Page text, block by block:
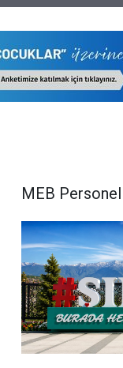
MEB Personel